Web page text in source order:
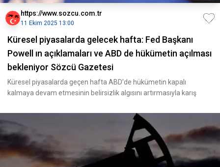
https://www.sozcu.com.tr
11 Ekim 2025 13:00
Küresel piyasalarda gelecek hafta: Fed Başkanı
Powell ın açıklamaları ve ABD de hükümetin açılması
bekleniyor Sözcü Gazetesi
Küresel piyasalarda geçen hafta ABD'de hükümetin kapalı
kalmaya devam etmesinin belirsizlik algısını artırmasıyla karış